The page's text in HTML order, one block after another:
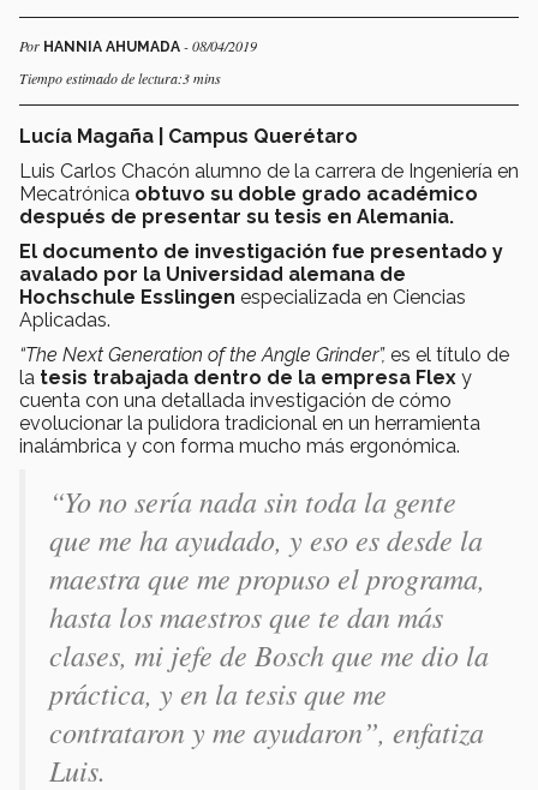
Por HANNIA AHUMADA - 08/04/2019
Tiempo estimado de lectura:3 mins
Lucía Magaña | Campus Querétaro
Luis Carlos Chacón alumno de la carrera de Ingeniería en
Mecatrónica obtuvo su doble grado académico
después de presentar su tesis en Alemania.
El documento de investigación fue presentado y
avalado por la Universidad alemana de
Hochschule Esslingen especializada en Ciencias
Aplicadas.
“The Next Generation of the Angle Grinder”, es el título de
la tesis trabajada dentro de la empresa Flex y
cuenta con una detallada investigación de cómo
evolucionar la pulidora tradicional en un herramienta
inalámbrica y con forma mucho más ergonómica.
“Yo no sería nada sin toda la gente
que me ha ayudado, y eso es desde la
maestra que me propuso el programa,
hasta los maestros que te dan más
clases, mi jefe de Bosch que me dio la
práctica, y en la tesis que me
contrataron y me ayudaron”, enfatiza
Luis.